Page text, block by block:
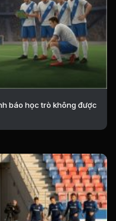
báo học trò không được